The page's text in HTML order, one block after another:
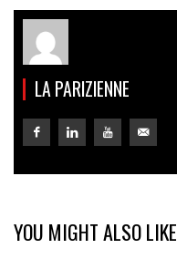
LA PARIZIENNE
YOU MIGHT ALSO LIKE